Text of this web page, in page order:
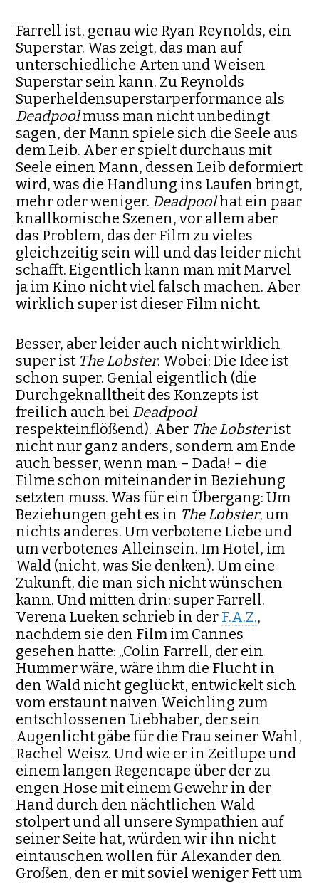
Farrell ist, genau wie Ryan Reynolds, ein
Superstar. Was zeigt, das man auf
unterschiedliche Arten und Weisen
Superstar sein kann. Zu Reynolds
Superheldensuperstarperformance als
Deadpoolmuss man nicht unbedingt
sagen, der Mann spiele sich die Seele aus
dem Leib. Aber er spielt durchaus mit
Seele einen Mann, dessen Leib deformiert
wird, was die Handlung ins Laufen bringt,
mehr oder weniger. Deadpoolhat ein paar
knallkomische Szenen, vor allem aber
das Problem, das der Film zu vieles
gleichzeitig sein will und das leider nicht
schafft. Eigentlich kann man mit Marvel
ja im Kino nicht viel falsch machen. Aber
wirklich super ist dieser Film nicht.
Besser, aber leider auch nicht wirklich
super ist The Lobster. Wobei: Die Idee ist
schon super. Genial eigentlich (die
Durchgeknalltheit des Konzepts ist
freilich auch bei Deadpool
respekteinflößend). Aber The Lobsterist
nicht nur ganz anders, sondern am Ende
auch besser, wenn man – Dada! – die
Filme schon miteinander in Beziehung
setzten muss. Was für ein Übergang: Um
Beziehungen geht es in The Lobster, um
nichts anderes. Um verbotene Liebe und
um verbotenes Alleinsein. Im Hotel, im
Wald (nicht, was Sie denken). Um eine
Zukunft, die man sich nicht wünschen
kann. Und mitten drin: super Farrell.
Verena Lueken schrieb in der F.A.Z.,
nachdem sie den Film im Cannes
gesehen hatte: „Colin Farrell, der ein
Hummer wäre, wäre ihm die Flucht in
den Wald nicht geglückt, entwickelt sich
vom erstaunt naiven Weichling zum
entschlossenen Liebhaber, der sein
Augenlicht gäbe für die Frau seiner Wahl,
Rachel Weisz. Und wie er in Zeitlupe und
einem langen Regencape über der zu
engen Hose mit einem Gewehr in der
Hand durch den nächtlichen Wald
stolpert und all unsere Sympathien auf
seiner Seite hat, würden wir ihn nicht
eintauschen wollen für Alexander den
Großen, den er mit soviel weniger Fett um